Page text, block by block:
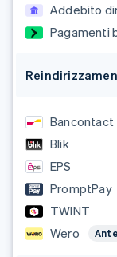
Addebito
Pagamenti
Bancontact
Blik
EPS
PromptPay
TWINT
Wero